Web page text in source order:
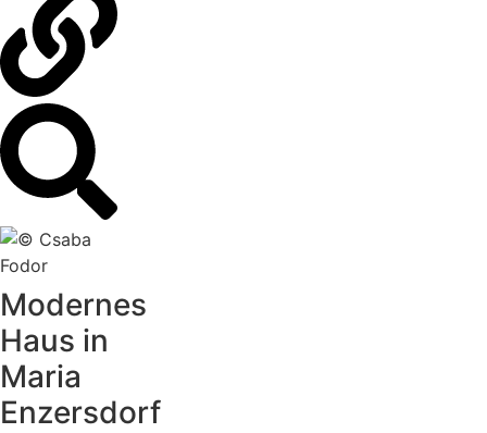
Modernes
Haus in
Maria
Enzersdorf